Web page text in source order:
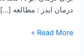
درمان ایدز : مطالعه […]
AIDS
soda
Read More »